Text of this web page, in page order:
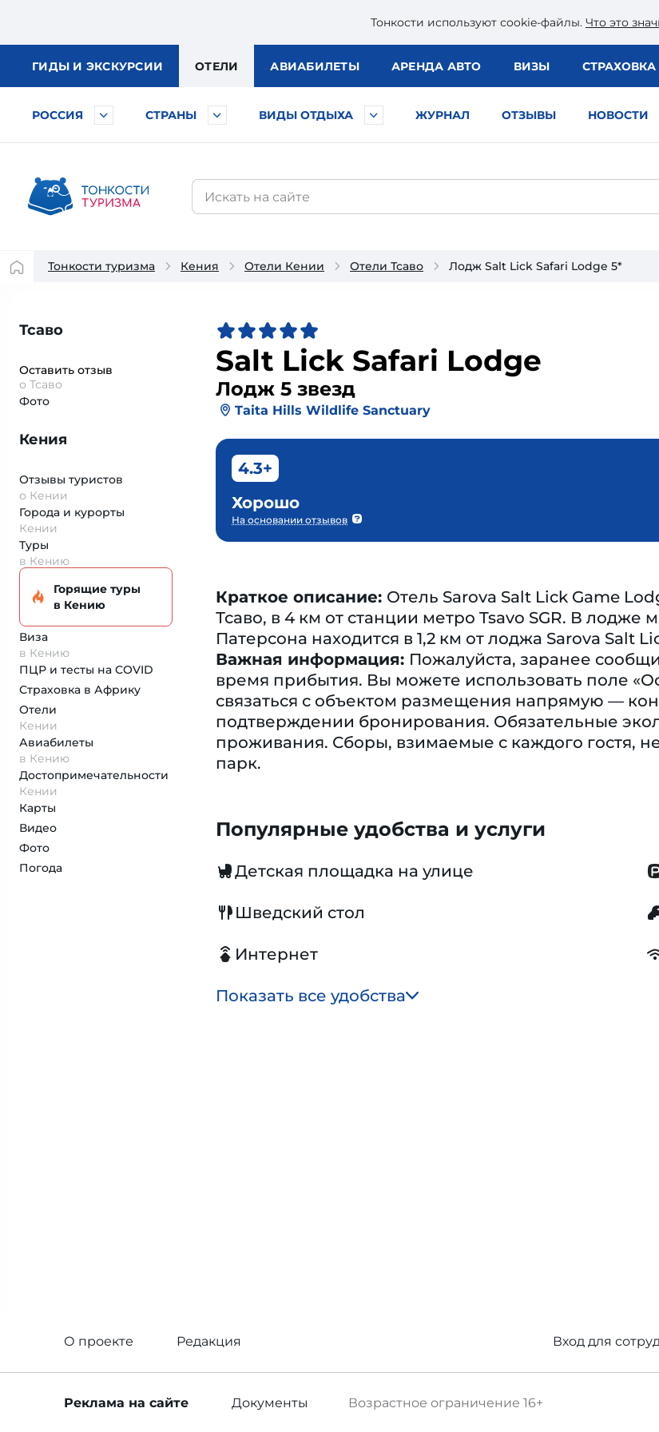
Тонкости используют сookie-файлы. Что это
ГИДЫ И ЭКСКУРСИИ ОТЕЛИ АВИАБИЛЕТЫ АРЕНДА АВТО ВИЗЫ СТРАХОВКА
РОССИЯ СТРАНЫ ВИДЫ ОТДЫХА ЖУРНАЛ ОТЗЫВЫ НОВОСТИ
Тонкости туризма Кения Отели Кении Отели Тсаво Лодж Salt Lick Safari Lodge 5*
Тсаво
Оставить отзыв
о Тсаво
Фото
Кения
Отзывы туристов
о Кении
Города и курорты
Кении
Туры
в Кению
Горящие туры
в Кению
Виза
в Кению
ПЦР и тесты на COVID
Страховка в Африку
Отели
Кении
Авиабилеты
в Кению
Достопримеча­тельности
Кении
Карты
Видео
Фото
Погода
Salt Lick Safari Lodge
Лодж 5 звезд
Taita Hills Wildlife Sanctuary
4.3+
Хорошо
На основании отзывов
Краткое описание: Отель Sarova Salt Lick Game
Тсаво, в 4 км от станции метро Tsavo SGR. В
Патерсона находится в 1,2 км от лоджа Sarova Salt
Важная информация: Пожалуйста, заранее
время прибытия. Вы можете использовать поле
связаться с объектом размещения напрямую —
подтверждении бронирования. Обязательные
проживания. Сборы, взимаемые с каждого гостя,
парк.
Популярные удобства и услуги
Детская площадка на улице
Шведский стол
Интернет
Показать все удобства
О проекте Редакция Вход для
Возрастное ограничение 16+
Реклама на сайте Документы